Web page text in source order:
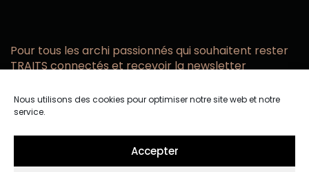
Nous utilisons des cookies pour optimiser notre site web et notre
service.
Accepter
Pour tous les archi passionnés qui souhaitent rester
TRAITS connectés et recevoir la newsletter
email
confidentialité.